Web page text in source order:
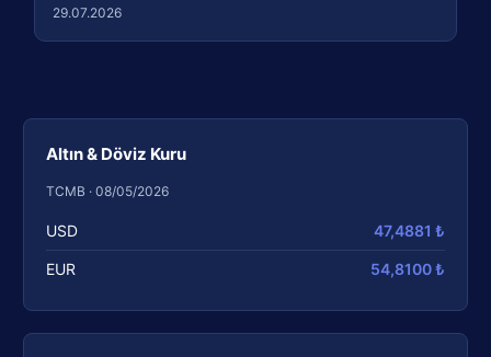
Altın & Döviz Kuru
TCMB · 08/05/2026
USD 47,4881 ₺
EUR 54,8100 ₺
29.07.2026